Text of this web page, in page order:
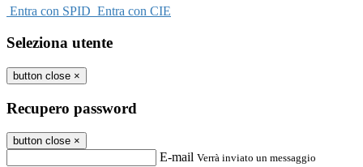
Entra con SPID Entra con CIE
Seleziona utente
button close ×
Recupero password
button close ×
E-mail Verrà inviato un messaggio